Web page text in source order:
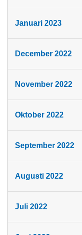
Januari 2023
December 2022
November 2022
Oktober 2022
September 2022
Augusti 2022
Juli 2022